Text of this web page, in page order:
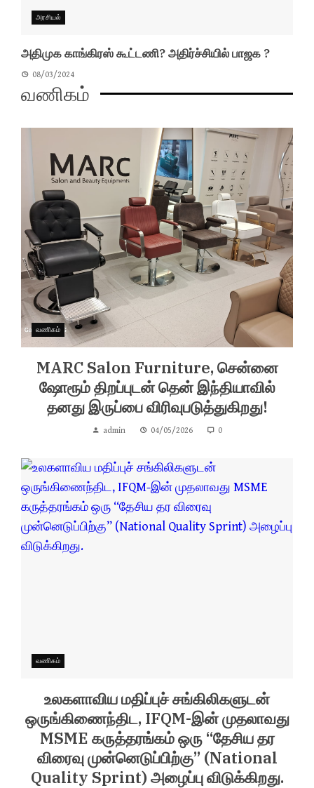
அரசியல்
அதிமுக காங்கிரஸ் கூட்டணி? அதிர்ச்சியில் பாஜக ?
08/03/2024
வணிகம்
வணிகம்
MARC Salon Furniture, சென்னை
ஷோரூம் திறப்புடன் தென் இந்தியாவில்
தனது இருப்பை விரிவுபடுத்துகிறது!
admin 04/05/2026 0
வணிகம்
உலகளாவிய மதிப்புச் சங்கிலிகளுடன்
ஒருங்கிணைந்திட, IFQM-இன் முதலாவது
MSME கருத்தரங்கம் ஒரு “தேசிய தர
விரைவு முன்னெடுப்பிற்கு” (National
Quality Sprint) அழைப்பு விடுக்கிறது.